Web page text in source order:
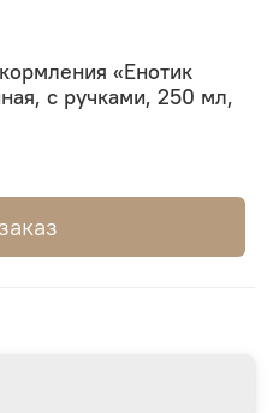
«Енотик
с ручками, 250 мл,